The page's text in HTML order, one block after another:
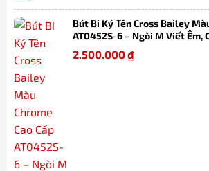
Bút Bi Ký Tên Cross Bailey
AT0452S-6 – Ngòi M Viết Êm,
Lợi, Thay Refill Dễ Dàng Kèm
2.500.000₫